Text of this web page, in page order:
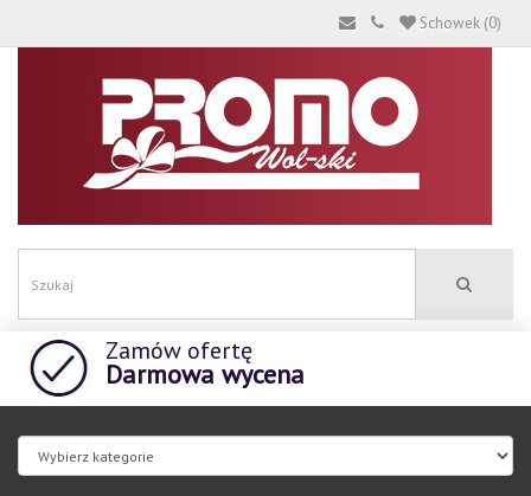
Schowek (0)
Zamów ofertę
Darmowa wycena